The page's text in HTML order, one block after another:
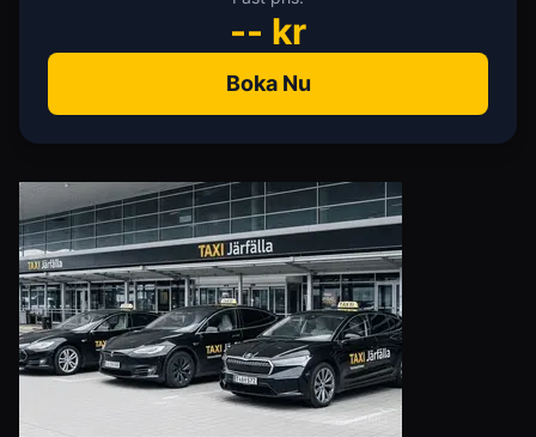
-- kr
Boka Nu